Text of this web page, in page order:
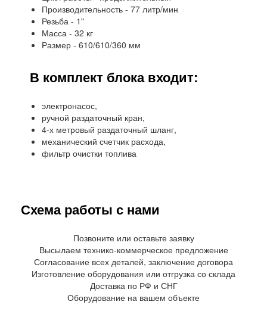
Производительность - 77 литр/мин
Резьба - 1"
Масса - 32 кг
Размер - 610/610/360 мм
В комплект блока входит:
электронасос,
ручной раздаточный кран,
4-х метровый раздаточный шланг,
механический счетчик расхода,
фильтр очистки топлива
Схема работы с нами
Позвоните или оставьте заявку
Высылаем технико-коммерческое предложение
Согласование всех деталей, заключение договора
Изготовление оборудования или отгрузка со склада
Доставка по РФ и СНГ
Оборудование на вашем объекте